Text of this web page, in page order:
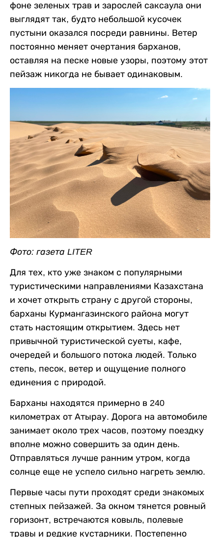
фоне зеленых трав и зарослей саксаула они
выглядят так, будто небольшой кусочек
пустыни оказался посреди равнины. Ветер
постоянно меняет очертания барханов,
оставляя на песке новые узоры, поэтому этот
пейзаж никогда не бывает одинаковым.
Фото: газета LITER
Для тех, кто уже знаком с популярными
туристическими направлениями Казахстана
и хочет открыть страну с другой стороны,
барханы Курмангазинского района могут
стать настоящим открытием. Здесь нет
привычной туристической суеты, кафе,
очередей и большого потока людей. Только
степь, песок, ветер и ощущение полного
единения с природой.
Барханы находятся примерно в 240
километрах от Атырау. Дорога на автомобиле
занимает около трех часов, поэтому поездку
вполне можно совершить за один день.
Отправляться лучше ранним утром, когда
солнце еще не успело сильно нагреть землю.
Первые часы пути проходят среди знакомых
степных пейзажей. За окном тянется ровный
горизонт, встречаются ковыль, полевые
травы и редкие кустарники. Постепенно